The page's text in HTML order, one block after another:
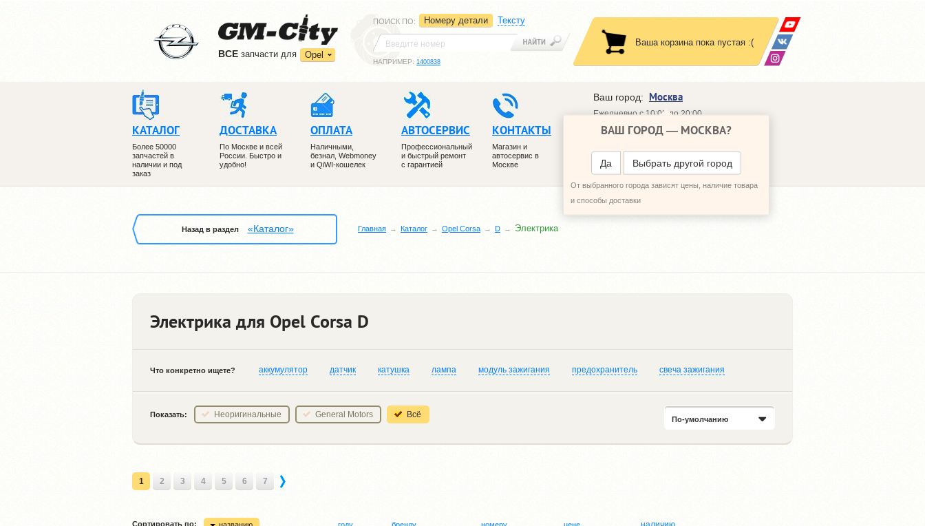
ВCE запчасти для Opel
ПОИСК ПО: Номеру детали Тексту
НАПРИМЕР: 1400838
Ваша корзина пока пустая :(
КАТАЛОГ
Более 50000
запчастей в
наличии и под
заказ
ДОСТАВКА
По Москве и всей
России. Быстро и
удобно!
ОПЛАТА
Наличными,
безнал, Webmoney
и QiWI-кошелек
АВТОСЕРВИС
Профессиональный
и быстрый ремонт
с гарантией
КОНТАКТЫ
Магазин и
автосервис в
Москве
Ваш город: Москва
ВАШ ГОРОД — МОСКВА?
Да Выбрать другой город
От выбранного города зависят цены, наличие товара
и способы доставки
Ежедневно с 10:00 до 20:00
+7 (495) 648-64-30
ПЕРЕЗВОНИТЬ МНЕ
Назад в раздел «Каталог» Главная Каталог Opel Corsa D Электрика
Электрика для Opel Corsa D
Что конкретно ищете? аккумулятор датчик катушка лампа модуль зажигания предохранитель свеча зажигания
Показать: Неоригинальные General Motors Всё По-умолчанию
1 2 3 4 5 6 7
Сортировать по: